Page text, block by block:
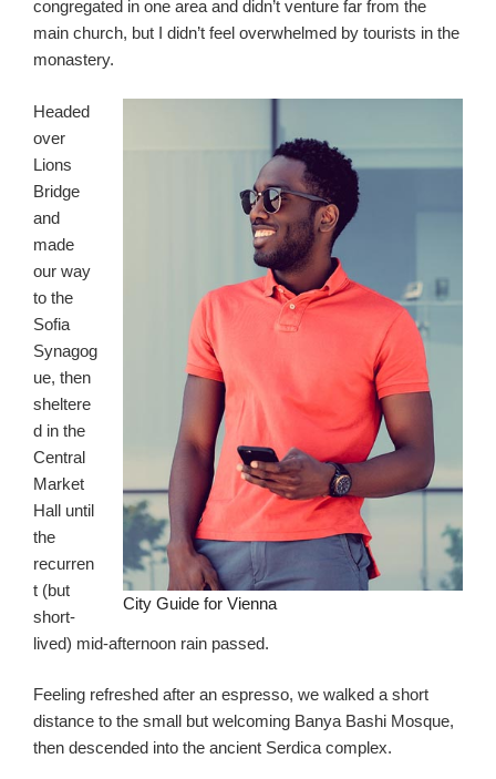
congregated in one area and didn’t venture far from the
main church, but I didn’t feel overwhelmed by tourists in the
monastery.
City Guide for Vienna
Headed
over
Lions
Bridge
and
made
our way
to the
Sofia
Synagog
ue, then
sheltere
d in the
Central
Market
Hall until
the
recurren
t (but
short-
lived) mid-afternoon rain passed.
Feeling refreshed after an espresso, we walked a short
distance to the small but welcoming Banya Bashi Mosque,
then descended into the ancient Serdica complex.